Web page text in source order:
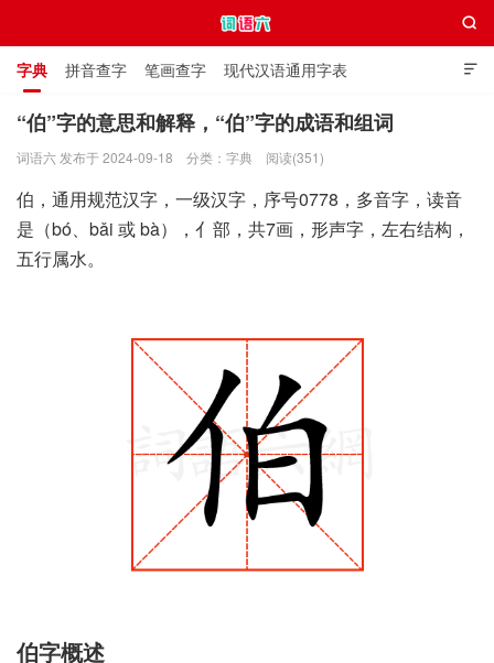

字典 拼音查字 笔画查字 现代汉语通用字表
通用规范汉字表 叠字大全 独体字大全 极简英语词典

“伯”字的意思和解释，“伯”字的成语和组词
词语六 发布于 2024-09-18 分类： 字典 阅读(351)
伯，通用规范汉字，一级汉字，序号0778，多音字，读音
是（bó、bǎi 或 bà），亻部，共7画，形声字，左右结构，
五行属水。
伯字概述